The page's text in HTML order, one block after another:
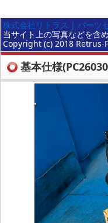
株式会社リトラス | パーツ
当サイト上の写真などを含
Copyright (c) 2018
基本仕様